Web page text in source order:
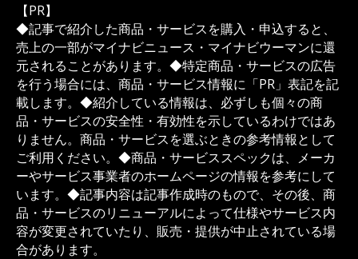
【PR】
◆記事で紹介した商品・サービスを購入・申込すると、
売上の一部がマイナビニュース・マイナビウーマンに還
元されることがあります。◆特定商品・サービスの広告
を行う場合には、商品・サービス情報に「PR」表記を記
載します。◆紹介している情報は、必ずしも個々の商
品・サービスの安全性・有効性を示しているわけではあ
りません。商品・サービスを選ぶときの参考情報として
ご利用ください。◆商品・サービススペックは、メーカ
ーやサービス事業者のホームページの情報を参考にして
います。◆記事内容は記事作成時のもので、その後、商
品・サービスのリニューアルによって仕様やサービス内
容が変更されていたり、販売・提供が中止されている場
合があります。